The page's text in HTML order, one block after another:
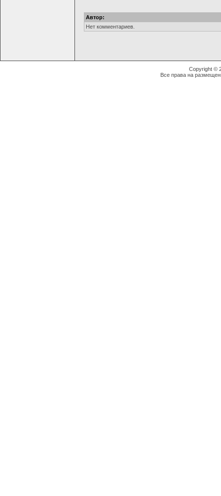
Автор:
Нет комментариев.
Copyright ©
Все права на